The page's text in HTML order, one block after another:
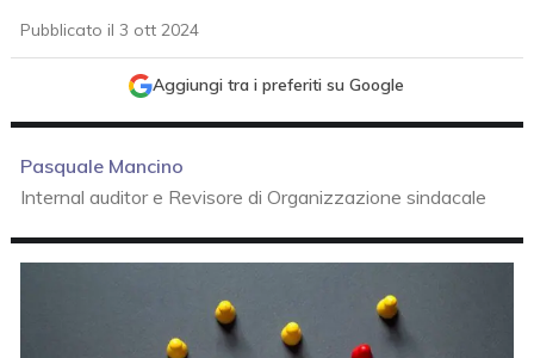
Pubblicato il 3 ott 2024
Aggiungi tra i preferiti su Google
Pasquale Mancino
Internal auditor e Revisore di Organizzazione sindacale